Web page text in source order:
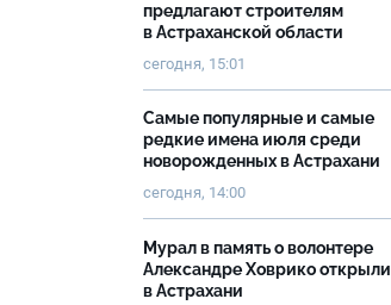
предлагают строителям
в Астраханской области
сегодня, 15:01
Самые популярные и самые
редкие имена июля среди
новорожденных в Астрахани
сегодня, 14:00
Мурал в память о волонтере
Александре Ховрико открыли
в Астрахани